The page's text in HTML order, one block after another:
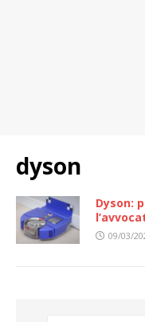
dyson
Dyson:
09/03/